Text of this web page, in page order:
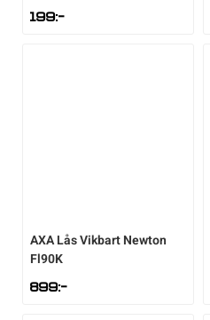
199:-
AXALås Vikbart Newton
Fl90K
899:-